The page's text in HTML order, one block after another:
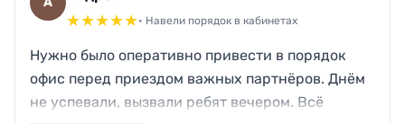
чистоту, будем на постоянке.
★★★★★• Навели порядок в кабинетах
Нужно было оперативно привести в порядок
офис перед приездом важных партнёров. Днём
не успевали, вызвали ребят вечером. Всё